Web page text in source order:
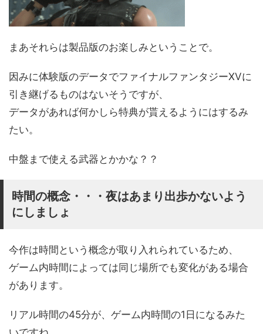
まあそれらは製品版のお楽しみということで。
因みに体験版のデータでファイナルファンタジーXVに
引き継げるものはないそうですが、
データがあれば何かしら特典が貰えるようにはするみ
たい。
中盤まで使える武器とかかな？？
時間の概念・・・夜はあまり出歩かないよう
にしましょ
今作は時間という概念が取り入れられているため、
ゲーム内時間によっては同じ場所でも変化がある場合
があります。
リアル時間の45分が、ゲーム内時間の1日になるみた